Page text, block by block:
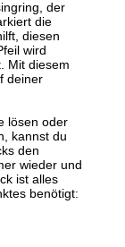
der
die
diesen
wird
Mit diesem
deiner
lösen oder
kannst du
den
wieder und
ist alles
benötigt: